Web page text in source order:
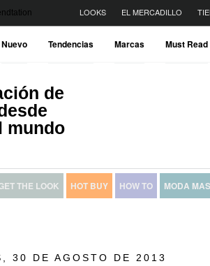
LOOKS EL MERCADILLO
Nuevo Tendencias Marcas Must Read
de
mundo
THE LOOK HOT BUY HOW TO MODA
30 DE AGOSTO DE 2013